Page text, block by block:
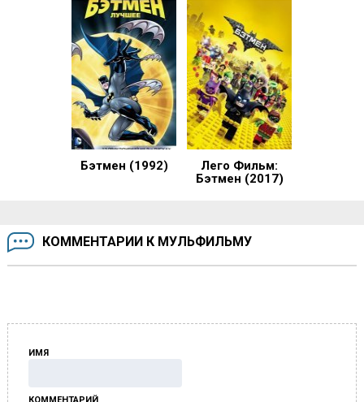
Бэтмен (1992)
Лего Фильм:
Бэтмен (2017)
КОММЕНТАРИИ К МУЛЬФИЛЬМУ
ИМЯ